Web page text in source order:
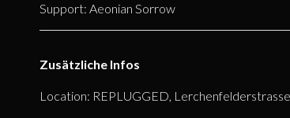
Support: Aeonian Sorrow
Zusätzliche Infos
Location: REPLUGGED,